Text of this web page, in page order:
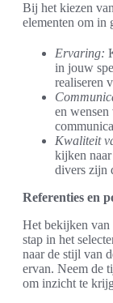
Bij het kiezen
elementen om in
Ervaring:
in jouw
realiseren
en wensen
Kwaliteit
kijken
divers zijn
Referenties en
Het bekijken van
stap in het
naar de stijl van
ervan. Neem de
om inzicht te